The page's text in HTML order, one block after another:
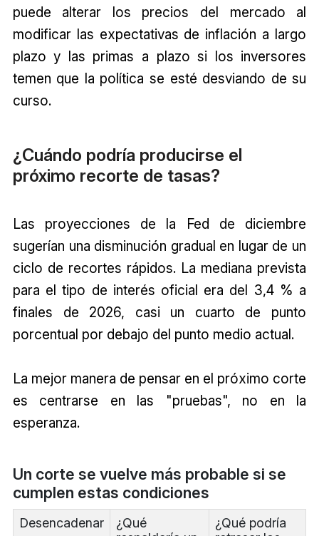
puede alterar los precios del mercado al
modificar las expectativas de inflación a largo
plazo y las primas a plazo si los inversores
temen que la política se esté desviando de su
curso.
¿Cuándo podría producirse el
próximo recorte de tasas?
Las proyecciones de la Fed de diciembre
sugerían una disminución gradual en lugar de un
ciclo de recortes rápidos. La mediana prevista
para el tipo de interés oficial era del 3,4 % a
finales de 2026, casi un cuarto de punto
porcentual por debajo del punto medio actual.
La mejor manera de pensar en el próximo corte
es centrarse en las "pruebas", no en la
esperanza.
Un corte se vuelve más probable si se
cumplen estas condiciones
Desencadenar
¿Qué
¿Qué podría